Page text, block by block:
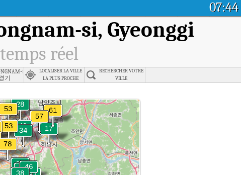
07:44
si, Gyeonggi
réel
si, Gyeonggi
기
LOCALISER LA VILLE
LA PLUS PROCHE
RECHERCHER VOTRE
VILLE
si, Gyeonggi en temps réel.